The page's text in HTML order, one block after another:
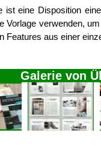
ist eine Disposition
Vorlage verwenden,
Features aus einer
Galerie von